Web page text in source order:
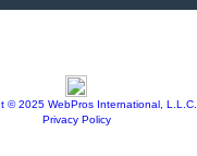
© 2025 WebPros International, L.L.C.
Privacy Policy